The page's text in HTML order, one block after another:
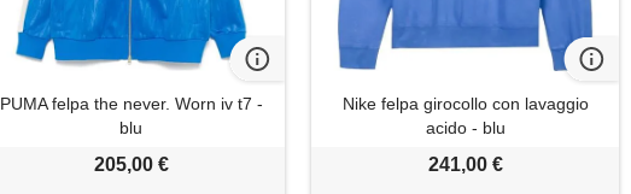
PUMA felpa the never. Worn iv t7 -
blu
205,00 €
Nike felpa girocollo con lavaggio
acido - blu
241,00 €